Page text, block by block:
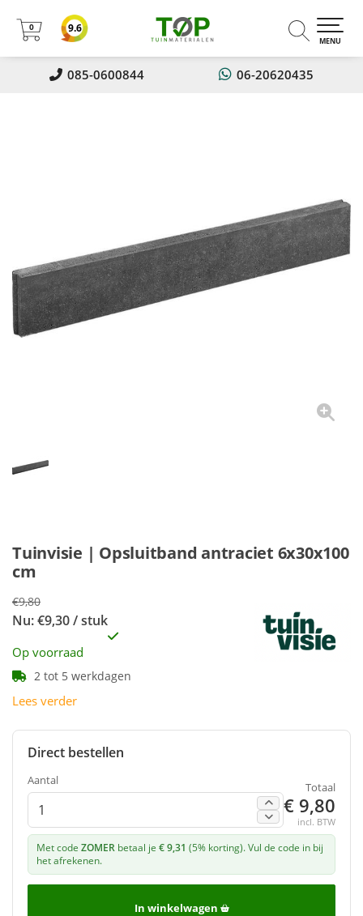
Nu 5% korting op alles!! Met
kortingscode: Zomer
06-20620435
085-0600844
0
0
MENU
9.6
Tuinvisie | Opsluitband antraciet 6x30x100
cm
€9,80
Nu: €9,30 / stuk
Op voorraad
2 tot 5 werkdagen
Lees verder
Direct bestellen
Aantal Totaal
€ 9,80
incl. BTW
Met code ZOMER betaal je € 9,31 (5% korting). Vul de code in bij
het afrekenen.
In winkelwagen